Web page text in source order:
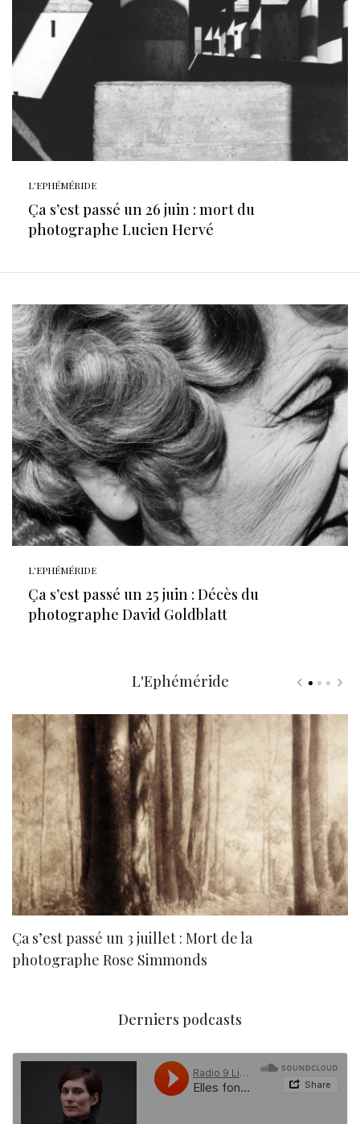
L'EPHÉMÉRIDE
Ça s’est passé un 26 juin : mort du
photographe Lucien Hervé
L'EPHÉMÉRIDE
Ça s’est passé un 25 juin : Décès du
photographe David Goldblatt
L'Ephéméride
Ça s’est passé un 3 juillet : Mort de la
photographe Rose Simmonds
Derniers podcasts